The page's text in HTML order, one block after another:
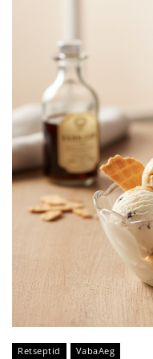
Retseptid VabaAeg